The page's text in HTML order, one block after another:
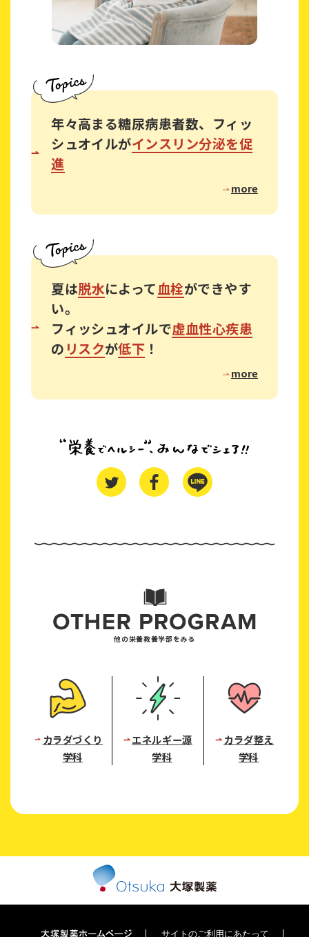
年々高まる糖尿病患者数、フィッ
シュオイルがインスリン分泌を促
進
more
夏は脱水によって血栓ができやす
い。
フィッシュオイルで虚血性心疾患
の リスクが低下 ！
more
他の栄養教養学部をみる
カラダづくり
学科
エネルギー源
学科
カラダ整え
学科
サイトのご利用にあたって